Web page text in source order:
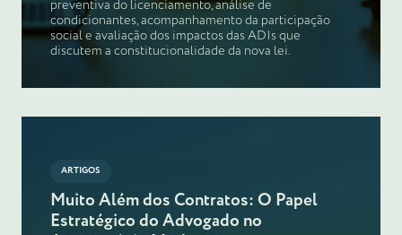
preventiva do licenciamento, análise de
condicionantes, acompanhamento da participação
social e avaliação dos impactos das ADIs que
discutem a constitucionalidade da nova lei.
ARTIGOS
Muito Além dos Contratos: O Papel
Estratégico do Advogado no